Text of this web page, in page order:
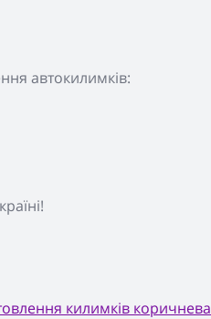
автокилимків:
килимків коричнева